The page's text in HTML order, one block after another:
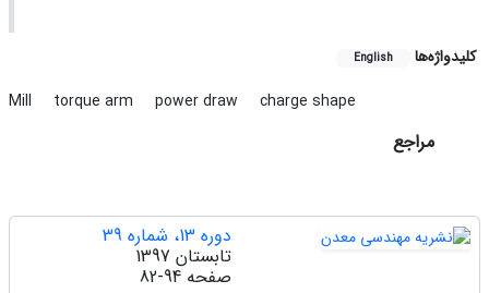
کلیدواژه‌ها English
Mill torque arm power draw charge shape
مراجع
دوره 13، شماره 39
تابستان 1397
صفحه 82-94